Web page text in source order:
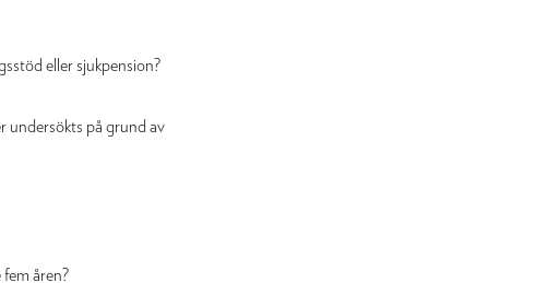
eller sjukpension?
undersökts på grund av
åren?